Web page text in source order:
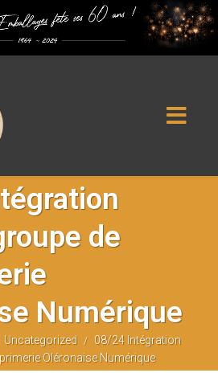
de
Numérique
Uncategorized /
08/24 Intégration
Oléronaise Numérique